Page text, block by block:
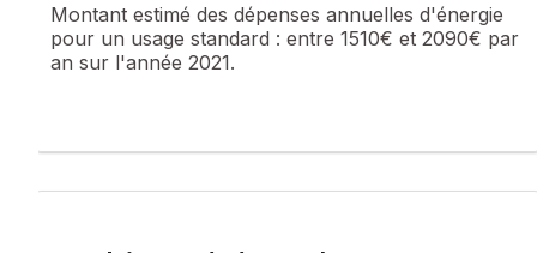
Montant estimé des dépenses annuelles d'énergie
pour un usage standard : entre 1510€ et 2090€ par
an sur l'année 2021.